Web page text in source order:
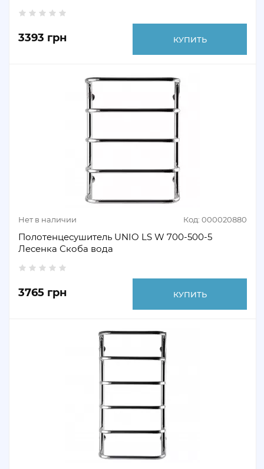
3393 грн КУПИТЬ
Нет в наличии Код: 000020880
Полотенцесушитель UNIO LS W 700-500-5
Лесенка Скоба вода
3765 грн КУПИТЬ